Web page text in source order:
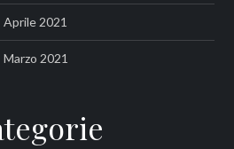
Aprile 2021
Marzo 2021